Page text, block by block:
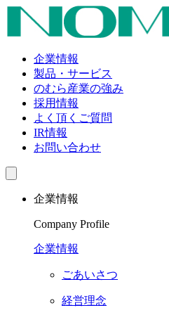
企業情報
製品・サービス
のむら産業の強み
採用情報
よく頂くご質問
IR情報
お問い合わせ
企業情報
Company Profile
企業情報
ごあいさつ
経営理念